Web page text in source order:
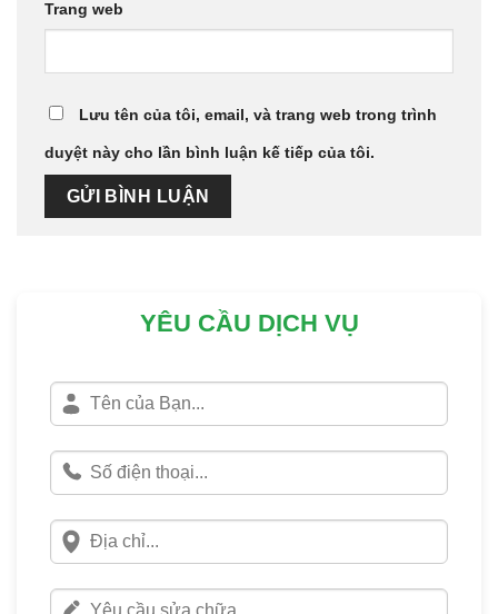
Trang web
Lưu tên của tôi, email, và trang web trong trình
duyệt này cho lần bình luận kế tiếp của tôi.
YÊU CẦU DỊCH VỤ